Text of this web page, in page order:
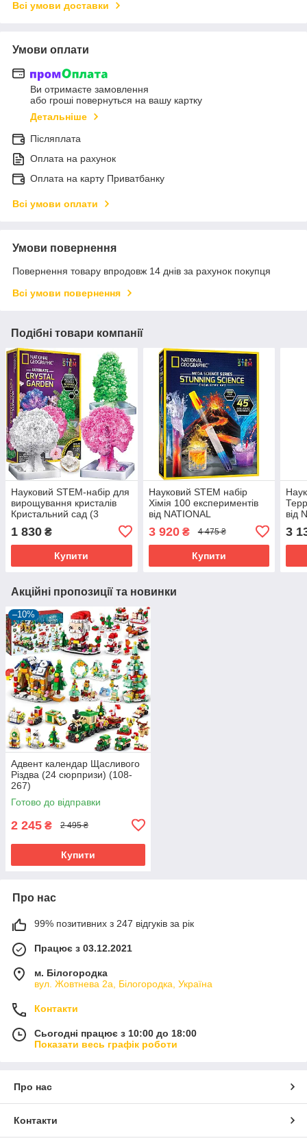
Всі умови доставки
Умови оплати
Ви отримаєте замовлення
або гроші повернуться на вашу картку
Детальніше
Післяплата
Оплата на рахунок
Оплата на карту Приватбанку
Всі умови оплати
Умови повернення
Повернення товару впродовж 14 днів за рахунок покупця
Всі умови повернення
Подібні товари компанії
Науковий STEM-набір для
вирощування кристалів
Кристальний сад (3
GEOGRAPHIC (107-724)
1 830 ₴
Купити
Науковий STEM набір
Хімія 100 експериментів
від NATIONAL
GEOGRAPHIC (104-859)
3 920₴ 4 475 ₴
Купити
від
3
Акційні пропозиції та новинки
–10%
Адвент календар Щасливого
Різдва (24 сюрпризи) (108-
267)
Готово до відправки
2 245 ₴ 2 495 ₴
Купити
Про нас
99% позитивних з 247 відгуків за рік
Працює з 03.12.2021
м. Білогородка
вул. Жовтнева 2а, Білогородка, Україна
Контакти
Сьогодні працює з 10:00 до 18:00
Показати весь графік роботи
Про нас
Контакти